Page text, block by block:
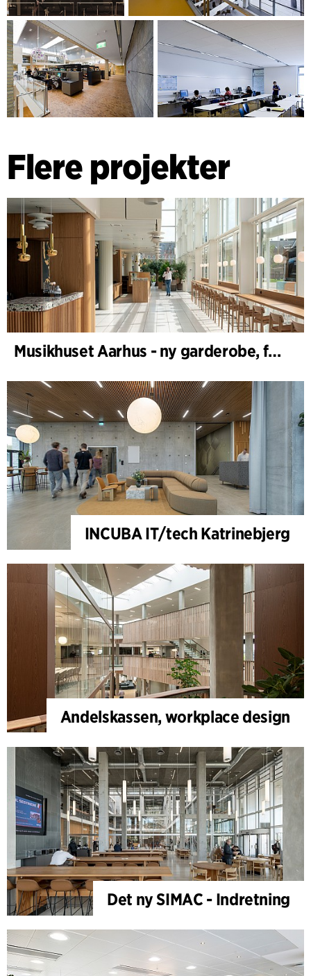
Flere projekter
Musikhuset Aarhus - ny garderobe, foyer- og cafébar
INCUBA IT/tech Katrinebjerg
Andelskassen, workplace design
Det ny SIMAC - Indretning